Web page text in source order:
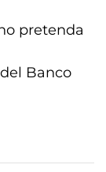
pretenda
Banco